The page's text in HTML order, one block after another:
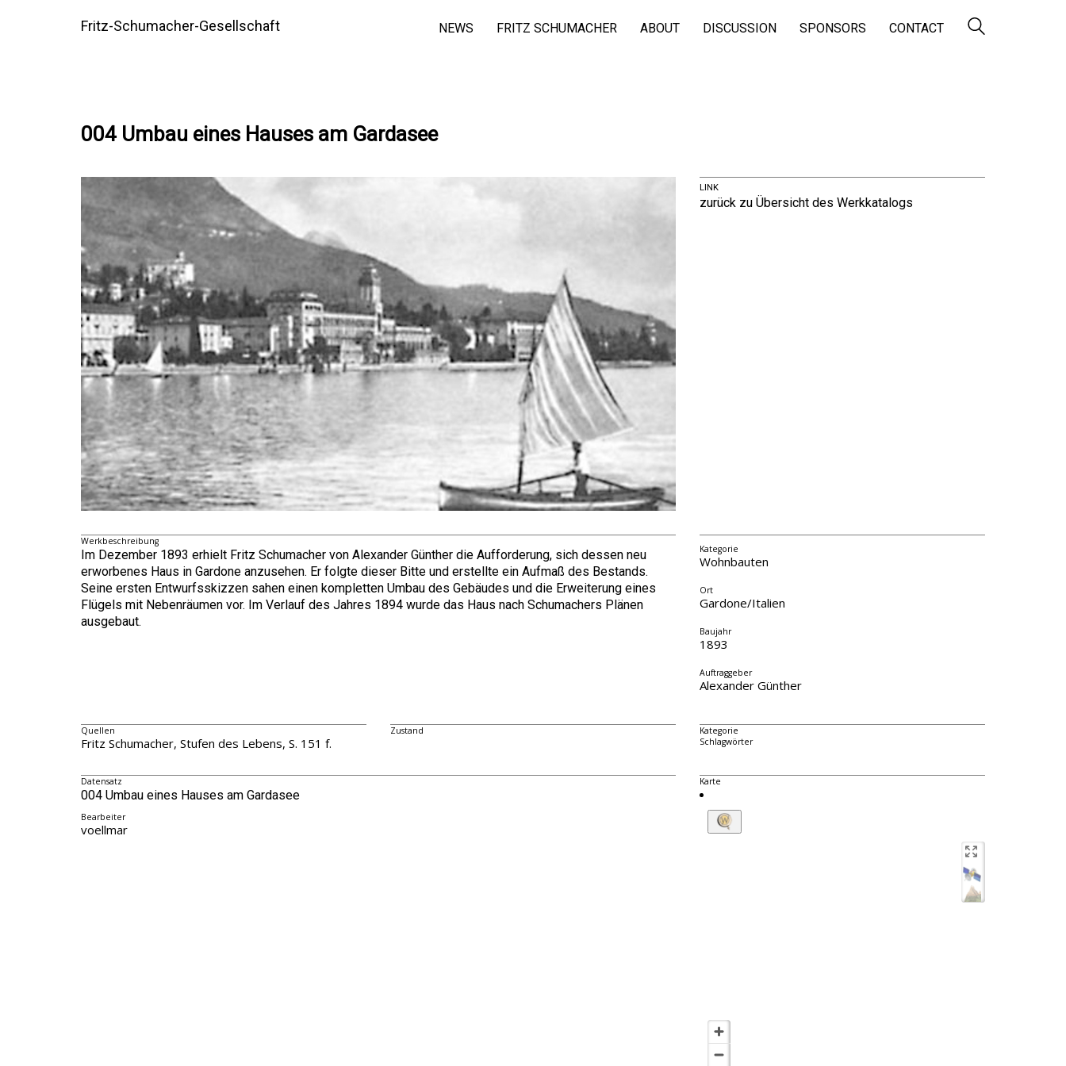
Fritz-Schumacher-Gesellschaft NEWS FRITZ SCHUMACHER ABOUT DISCUSSION SPONSORS CONTACT
LINK
zurück zu Übersicht des Werkkatalogs
004 Umbau eines Hauses am Gardasee
Werkbeschreibung
Im Dezember 1893 erhielt Fritz Schumacher von Alexander Günther die Aufforderung, sich dessen neu
erworbenes Haus in Gardone anzusehen. Er folgte dieser Bitte und erstellte ein Aufmaß des Bestands.
Seine ersten Entwurfsskizzen sahen einen kompletten Umbau des Gebäudes und die Erweiterung eines
Flügels mit Nebenräumen vor. Im Verlauf des Jahres 1894 wurde das Haus nach Schumachers Plänen
ausgebaut.
Kategorie
Wohnbauten
Ort
Gardone/Italien
Baujahr
1893
Auftraggeber
Alexander Günther
Quellen
Fritz Schumacher, Stufen des Lebens, S. 151 f.
Zustand
Kategorie
Schlagwörter
Datensatz
004 Umbau eines Hauses am Gardasee
Bearbeiter
voellmar
Karte